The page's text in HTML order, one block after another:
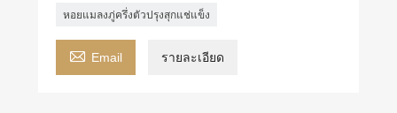
หอยแมลงภู่ครึ่งตัวปรุงสุกแช่แข็ง
 Email รายละเอียด